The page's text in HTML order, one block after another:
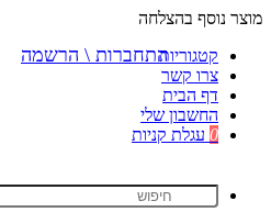
מוצר נוסף בהצלחה
קטגוריות
צרו קשר
דף הבית
החשבון שלי
0 עגלת קניות
התחברות \ הרשמה